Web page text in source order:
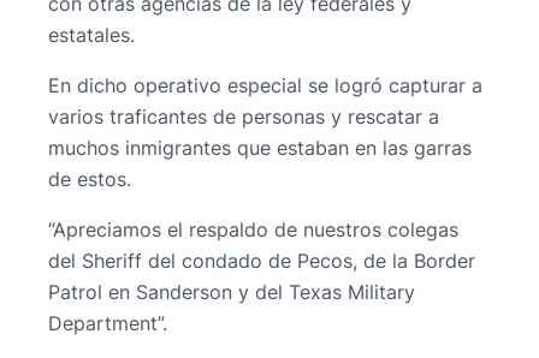
estatales.
En dicho operativo especial se logró capturar a
varios traficantes de personas y rescatar a
muchos inmigrantes que estaban en las garras
de estos.
“Apreciamos el respaldo de nuestros colegas
del Sheriff del condado de Pecos, de la Border
Patrol en Sanderson y del Texas Military
Department”.